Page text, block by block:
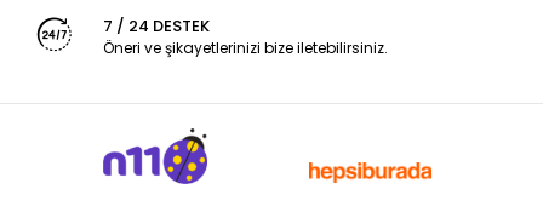
7 / 24 DESTEK
Öneri ve şikayetlerinizi bize iletebilirsiniz.